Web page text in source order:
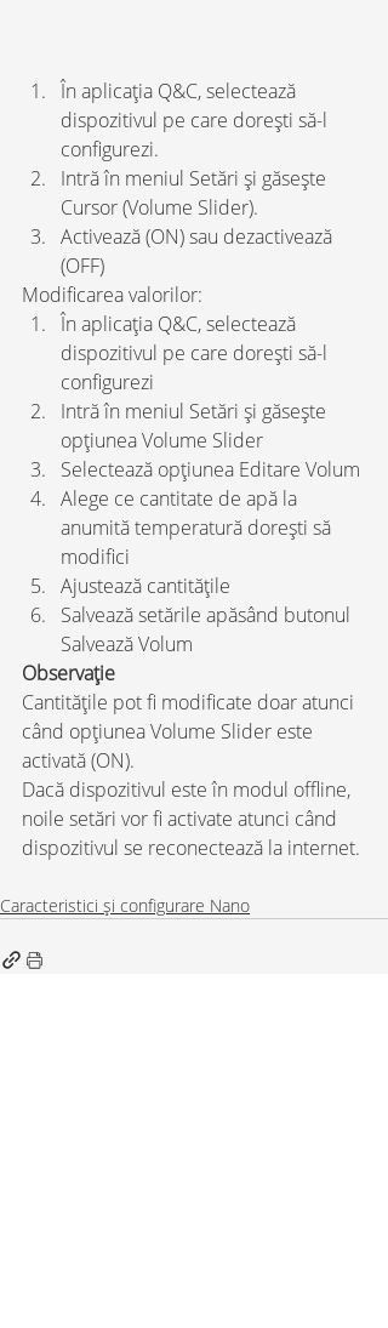
În aplicația Q&C, selectează
dispozitivul pe care dorești să-l
configurezi.
Intră în meniul Setări și găsește
Cursor (Volume Slider).
Activează (ON) sau dezactivează
(OFF)
Modificarea valorilor:
În aplicația Q&C, selectează
dispozitivul pe care dorești să-l
configurezi
Intră în meniul Setări și găsește
opțiunea Volume Slider
Selectează opțiunea Editare Volum
Alege ce cantitate de apă la
anumită temperatură dorești să
modifici
Ajustează cantitățile
Salvează setările apăsând butonul
Salvează Volum
Observație
Cantitățile pot fi modificate doar atunci
când opțiunea Volume Slider este
activată (ON).
Dacă dispozitivul este în modul offline,
noile setări vor fi activate atunci când
dispozitivul se reconectează la internet.
Caracteristici și configurare Nano